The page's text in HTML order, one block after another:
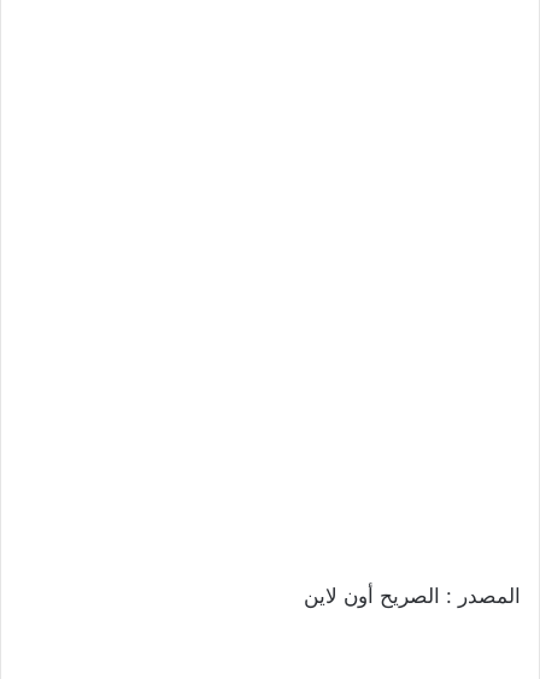
المصدر : الصريح أون لاين